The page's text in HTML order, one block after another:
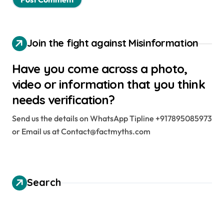
Join the fight against Misinformation
Have you come across a photo,
video or information that you think
needs verification?
Send us the details on WhatsApp Tipline +917895085973
or Email us at Contact@factmyths.com
Search